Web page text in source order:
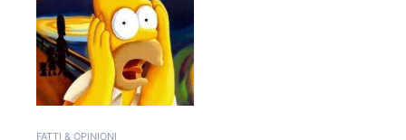
FATTI & OPINIONI